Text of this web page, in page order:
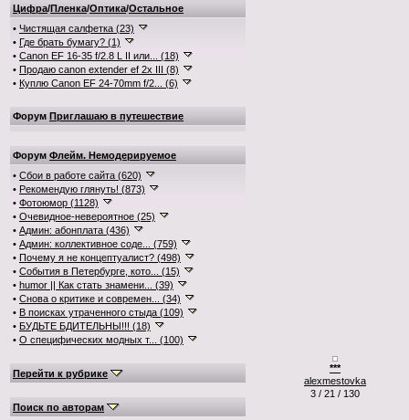
Цифра/Пленка/Оптика/Остальное
• Чистящая салфетка (23)
• Где брать бумагу? (1)
• Canon EF 16-35 f/2.8 L II или... (18)
• Продаю canon extender ef 2x III (8)
• Куплю Canon EF 24-70mm f/2... (6)
Форум Приглашаю в путешествие
Форум Флейм. Немодерируемое
• Сбои в работе сайта (620)
• Рекомендую глянуть! (873)
• Фотоюмор (1128)
• Очевидное-невероятное (25)
• Админ: абонплата (436)
• Админ: коллективное соде... (759)
• Почему я не концептуалист? (498)
• События в Петербурге, кото... (15)
• humor || Как стать знамени... (39)
• Снова о критике и современ... (34)
• В поисках утраченного стыда (109)
• БУДЬТЕ БДИТЕЛЬНЫ!!! (18)
• О специфических модных т... (100)
Перейти к рубрике
Поиск по авторам
***
alexmestovka
3 / 21 / 130